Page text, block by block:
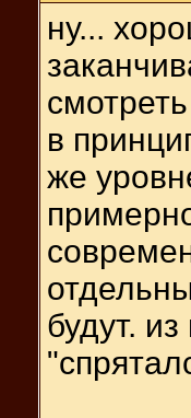
ну...
в
же
будут.